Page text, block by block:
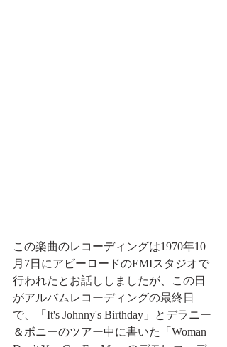
この楽曲のレコーディングは1970年10
月7日にアビーロードのEMIスタジオで
行われたとお話ししましたが、この日
がアルバムレコーディングの最終日
で、「It's Johnny's Birthday」とデラニー
＆ボニーのツアー中に書いた「Woman